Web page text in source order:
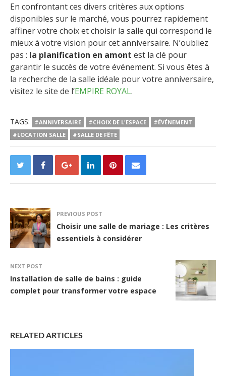
En confrontant ces divers critères aux options
disponibles sur le marché, vous pourrez rapidement
affiner votre choix et choisir la salle qui correspond le
mieux à votre vision pour cet anniversaire. N’oubliez
pas : la planification en amont est la clé pour
garantir le succès de votre événement. Si vous êtes à
la recherche de la salle idéale pour votre anniversaire,
visitez le site de l’EMPIRE ROYAL.
TAGS: #ANNIVERSAIRE #CHOIX DE L'ESPACE
#ÉVÉNEMENT
#LOCATION SALLE
#SALLE DE FÊTE
PREVIOUS POST
Choisir une salle de mariage : Les critères
essentiels à considérer
NEXT POST
Installation de salle de bains : guide
complet pour transformer votre espace
RELATED ARTICLES